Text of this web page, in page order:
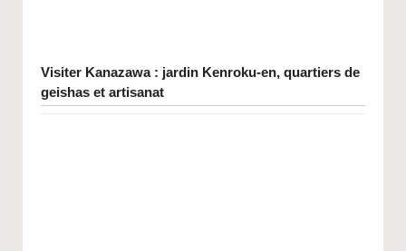
Visiter Kanazawa : jardin Kenroku-en, quartiers de
geishas et artisanat